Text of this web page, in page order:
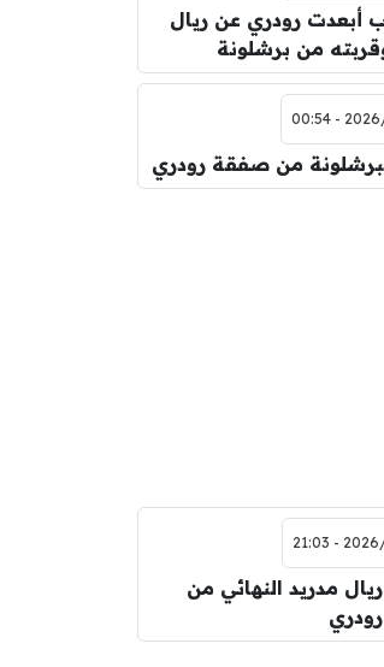
أبعدت رودري عن ريال
من برشلونة
2026/
من صفقة رودري
2026/
مدريد النهائي من